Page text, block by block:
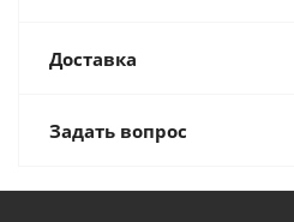
Доставка
Задать вопрос